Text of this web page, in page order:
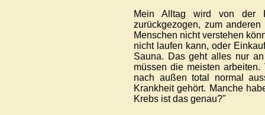
Mein Alltag wird von der
zurückgezogen, zum
Menschen nicht verstehen
nicht laufen kann, oder
Sauna. Das geht alles nur
müssen die meisten
nach außen total normal
Krankheit gehört. Manche
Krebs ist das genau?"